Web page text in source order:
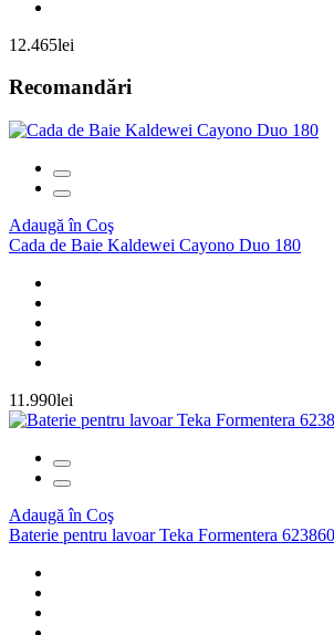
12.465lei
Recomandări
Adaugă în Coş
Cada de Baie Kaldewei Cayono Duo 180
11.990lei
Adaugă în Coş
Baterie pentru lavoar Teka Formentera